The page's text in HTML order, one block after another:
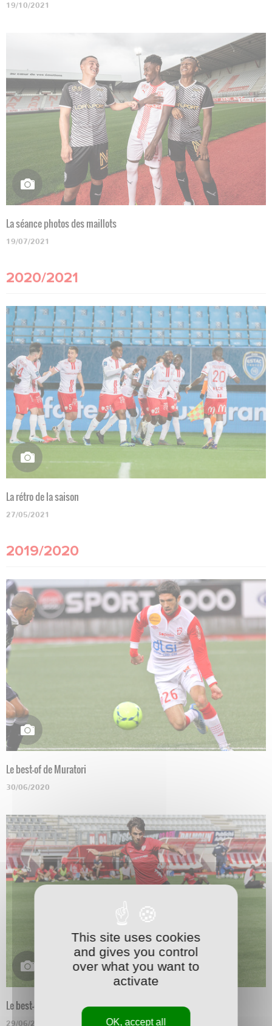
19/10/2021
La séance photos des maillots
19/07/2021
2020/2021
La rétro de la saison
27/05/2021
2019/2020
Le best-of de Muratori
30/06/2020
Le best-of de Marchetti
29/06/2020
This site uses cookies
and gives you control
over what you want to
activate
OK, accept all